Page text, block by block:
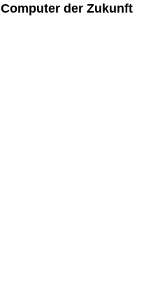
Computer der Zukunft